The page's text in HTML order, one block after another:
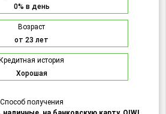
0% в день
Возраст
от 23 лет
Кредитная история
Хорошая
Способ получения